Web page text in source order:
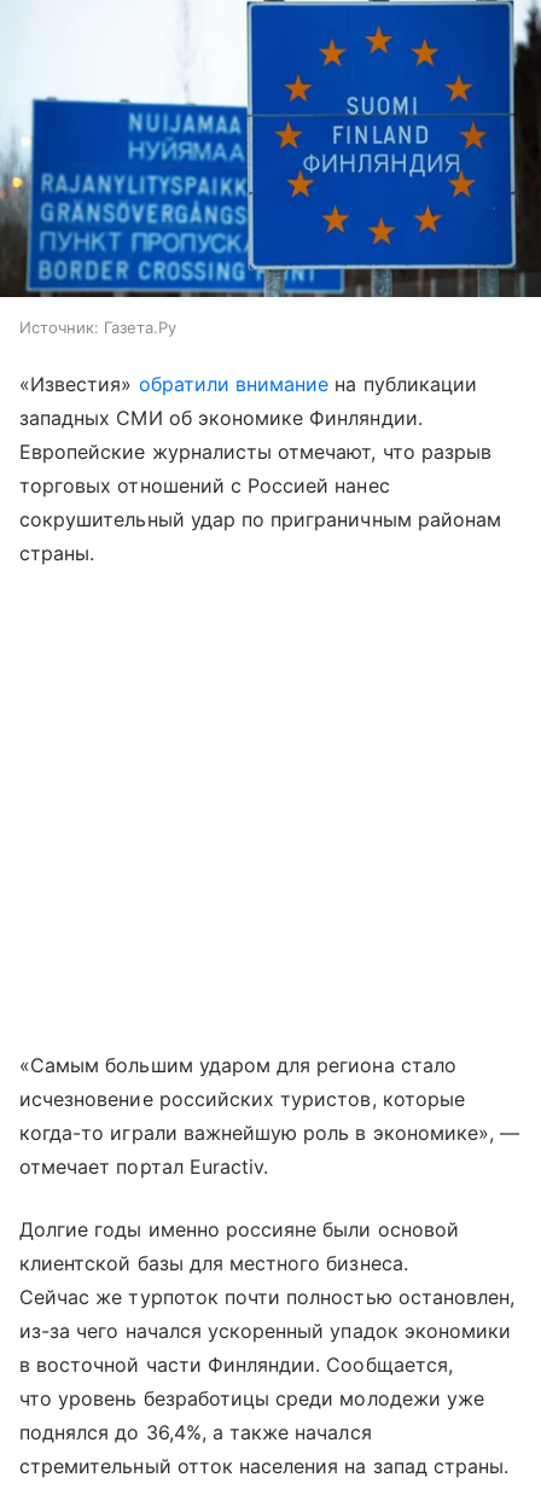
Источник: Газета.Ру
«Известия» обратили внимание на публикации
западных СМИ об экономике Финляндии.
Европейские журналисты отмечают, что разрыв
торговых отношений с Россией нанес
сокрушительный удар по приграничным районам
страны.
«Самым большим ударом для региона стало
исчезновение российских туристов, которые
когда-то играли важнейшую роль в экономике», —
отмечает портал Euractiv.
Долгие годы именно россияне были основой
клиентской базы для местного бизнеса.
Сейчас же турпоток почти полностью остановлен,
из-за чего начался ускоренный упадок экономики
в восточной части Финляндии. Сообщается,
что уровень безработицы среди молодежи уже
поднялся до 36,4%, а также начался
стремительный отток населения на запад страны.